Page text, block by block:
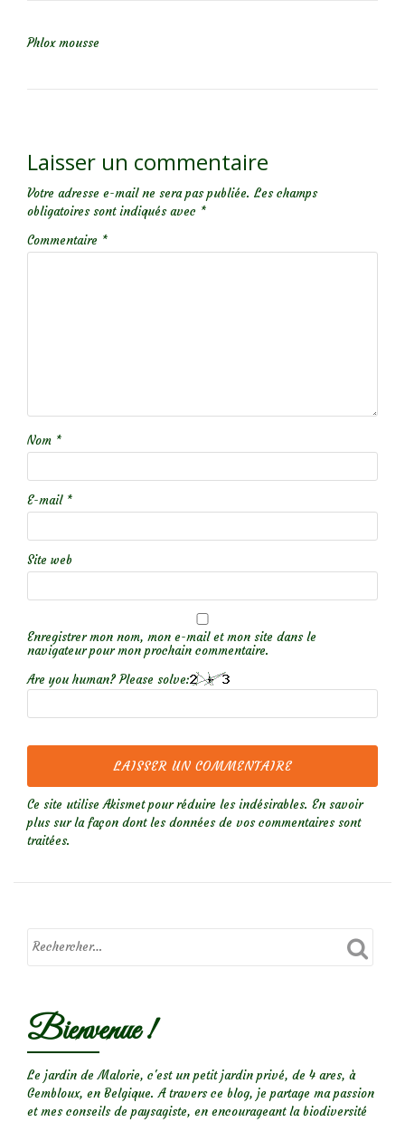
Phlox mousse
Laisser un commentaire
Votre adresse e-mail ne sera pas publiée. Les champs
obligatoires sont indiqués avec *
Commentaire *
Nom *
E-mail *
Site web
Enregistrer mon nom, mon e-mail et mon site dans le
navigateur pour mon prochain commentaire.
Are you human? Please solve:
Ce site utilise Akismet pour réduire les indésirables. En savoir
plus sur la façon dont les données de vos commentaires sont
traitées.
Bienvenue !
Le jardin de Malorie, c'est un petit jardin privé, de 4 ares, à
Gembloux, en Belgique. A travers ce blog, je partage ma passion
et mes conseils de paysagiste, en encourageant la biodiversité